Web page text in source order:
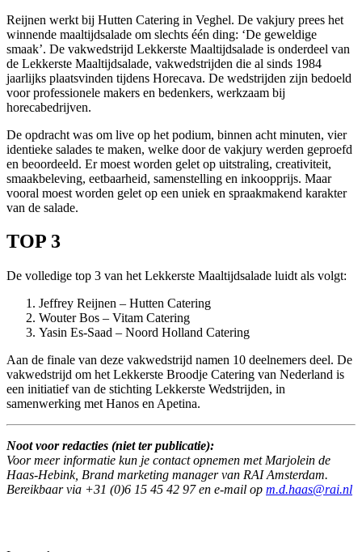
Reijnen werkt bij Hutten Catering in Veghel. De vakjury prees het
winnende maaltijdsalade om slechts één ding: ‘De geweldige
smaak’. De vakwedstrijd Lekkerste Maaltijdsalade is onderdeel van
de Lekkerste Maaltijdsalade, vakwedstrijden die al sinds 1984
jaarlijks plaatsvinden tijdens Horecava. De wedstrijden zijn bedoeld
voor professionele makers en bedenkers, werkzaam bij
horecabedrijven.
De opdracht was om live op het podium, binnen acht minuten, vier
identieke salades te maken, welke door de vakjury werden geproefd
en beoordeeld. Er moest worden gelet op uitstraling, creativiteit,
smaakbeleving, eetbaarheid, samenstelling en inkoopprijs. Maar
vooral moest worden gelet op een uniek en spraakmakend karakter
van de salade.
TOP 3
De volledige top 3 van het Lekkerste Maaltijdsalade luidt als volgt:
Jeffrey Reijnen – Hutten Catering
Wouter Bos – Vitam Catering
Yasin Es-Saad – Noord Holland Catering
Aan de finale van deze vakwedstrijd namen 10 deelnemers deel. De
vakwedstrijd om het Lekkerste Broodje Catering van Nederland is
een initiatief van de stichting Lekkerste Wedstrijden, in
samenwerking met Hanos en Apetina.
Noot voor redacties (niet ter publicatie):
Voor meer informatie kun je contact opnemen met Marjolein de
Haas-Hebink, Brand marketing manager van RAI Amsterdam.
Bereikbaar via +31 (0)6 15 45 42 97 en e-mail op m.d.haas@rai.nl